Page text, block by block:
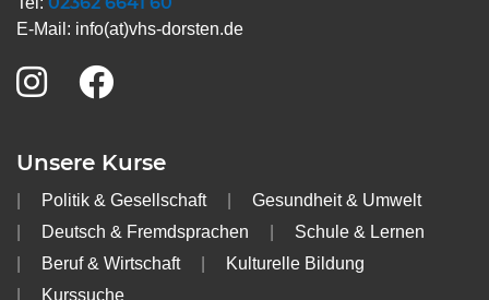
E-Mail: info(at)vhs-dorsten.de
Unsere Kurse
Politik & Gesellschaft
Gesundheit & Umwelt
Deutsch & Fremdsprachen
Schule & Lernen
Beruf & Wirtschaft
Kulturelle Bildung
Kurssuche